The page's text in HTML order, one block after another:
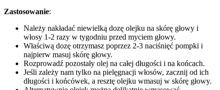
Zastosowanie:
Należy nakładać niewielką dozę olejku na skórę głowy i
włosy 1-2 razy w tygodniu przed myciem głowy.
Właściwą dozę otrzymasz poprzez 2-3 naciśnięć pompki i
najpierw masuj skórę głowy.
Rozprowadź pozostały olej na całej długości i na końcach.
Jeśli zależy nam tylko na pielęgnacji włosów, zacznij od ich
długości i końcówek, a resztę olejku wmasuj w skórę głowy.